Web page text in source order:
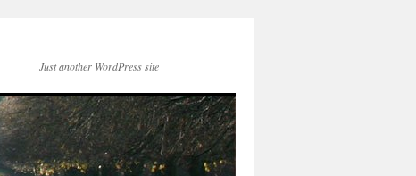
Just another WordPress site